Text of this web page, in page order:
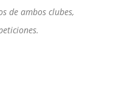
de ambos clubes,